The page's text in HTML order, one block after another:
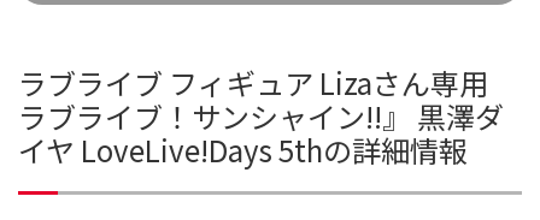
ラブライブ フィギュア Lizaさん専用
ラブライブ！サンシャイン!!』 黒澤ダ
イヤ LoveLive!Days 5thの詳細情報